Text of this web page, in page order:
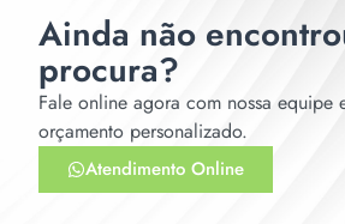
Ainda não
procura?
Fale online agora com nossa equipe
orçamento personalizado.
Atendimento Online